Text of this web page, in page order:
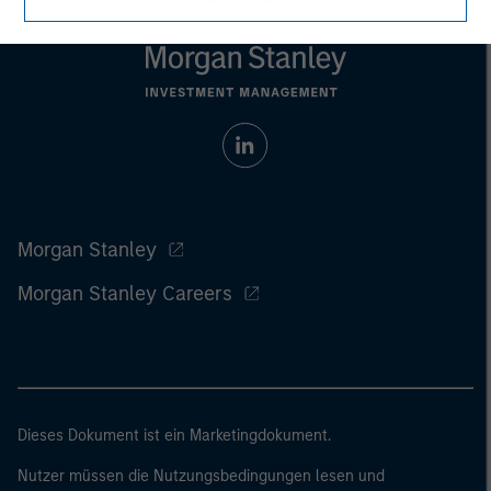
Morgan Stanley
Morgan Stanley Careers
Dieses Dokument ist ein Marketingdokument.
Nutzer müssen die Nutzungsbedingungen lesen und